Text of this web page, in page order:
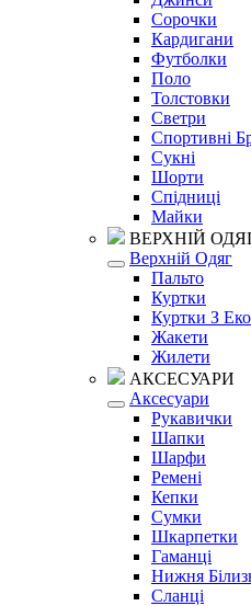
Сорочки
Кардигани
Футболки
Поло
Толстовки
Светри
Спортивні
Сукні
Шорти
Спідниці
Майки
ВЕРХНІЙ
Верхній Одяг
Пальто
Куртки
Куртки З
Жакети
Жилети
АКСЕСУАРИ
Аксесуари
Рукавички
Шапки
Шарфи
Ремені
Кепки
Сумки
Шкарпетки
Гаманці
Нижня
Сланці